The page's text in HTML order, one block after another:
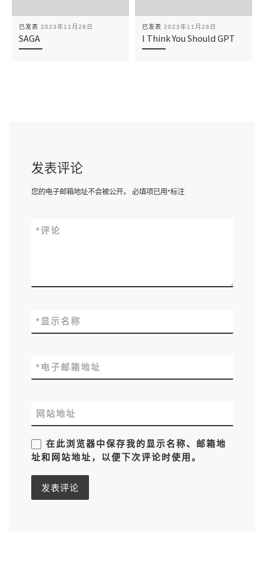
已发表 2023年11月28日
SAGA
已发表 2023年11月28日
I Think You Should GPT
发表评论
您的电子邮箱地址不会被公开。 必填项已用*标注
评论
*
显示名称
*
电子邮箱地址
*
网站地址
在此浏览器中保存我的显示名称、邮箱地
址和网站地址，以便下次评论时使用。